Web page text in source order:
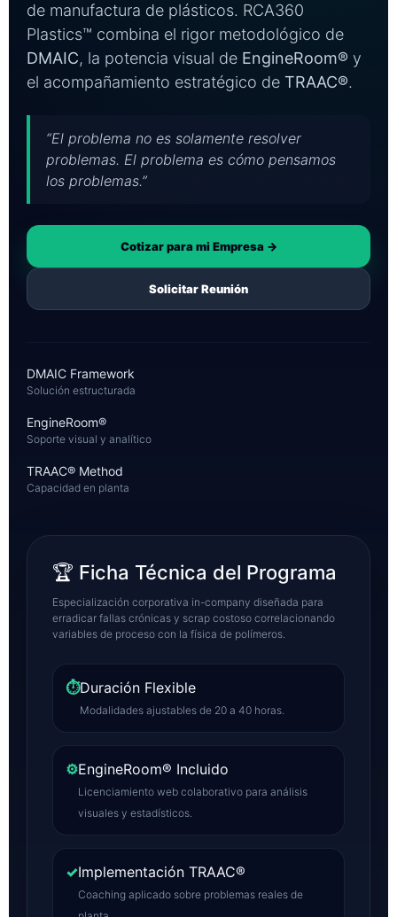
de manufactura de plásticos. RCA360
Plastics™ combina el rigor metodológico de
DMAIC, la potencia visual de EngineRoom® y
el acompañamiento estratégico de TRAAC®.
“El problema no es solamente resolver
problemas. El problema es cómo pensamos
los problemas.”
Cotizar para mi Empresa →
Solicitar Reunión
DMAIC Framework
Solución estructurada
EngineRoom®
Soporte visual y analítico
TRAAC® Method
Capacidad en planta
🏆 Ficha Técnica del Programa
Especialización corporativa in-company diseñada para
erradicar fallas crónicas y scrap costoso correlacionando
variables de proceso con la física de polímeros.
⏱Duración Flexible
Modalidades ajustables de 20 a 40 horas.
⚙EngineRoom® Incluido
Licenciamiento web colaborativo para análisis
visuales y estadísticos.
✓Implementación TRAAC®
Coaching aplicado sobre problemas reales de